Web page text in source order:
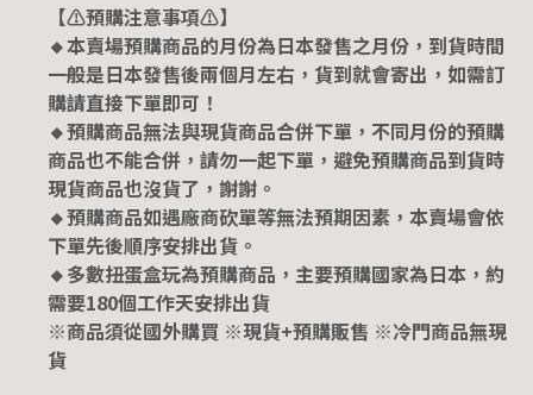
【⚠️預購注意事項⚠️】
🔸本賣場預購商品的月份為日本發售之月份，到貨時間
一般是日本發售後兩個月左右，貨到就會寄出，如需訂
購請直接下單即可！
🔸預購商品無法與現貨商品合併下單，不同月份的預購
商品也不能合併，請勿一起下單，避免預購商品到貨時
現貨商品也沒貨了，謝謝。
🔸預購商品如遇廠商砍單等無法預期因素，本賣場會依
下單先後順序安排出貨。
🔸多數扭蛋盒玩為預購商品，主要預購國家為日本，約
需要180個工作天安排出貨
※商品須從國外購買 ※現貨+預購販售 ※冷門商品無現
貨